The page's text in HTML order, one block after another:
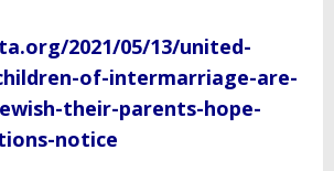
2021/05/13/united-
of-intermarriage-are-
their-parents-hope-
notice